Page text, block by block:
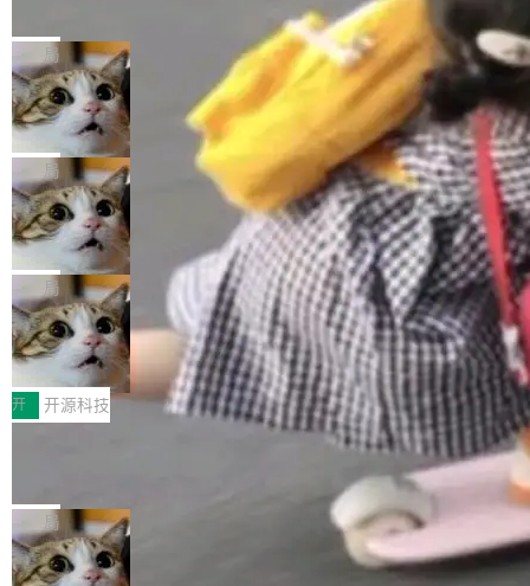
式”为主题，直面AI从实验室走向规模化产业落地
的核心质量命题。会上，《2026智能研发生产力
工具选型手册》发布，Testin云测的Testin XAge
nt智能测试系统入选AI测试领域代表产品。对CI
O而言，这提示了一个转变：AI测试正在从效率
工具升级为企业的质量基础设施。 CIO面对的新
现实 过去两年，CIO们的焦虑清单上多了两项：
一是如何让大模型和智能体应用安全地从PoC走
向生产，二是如何让测试团队跟得上AI应用...
有一种东西，一旦用过就回不去了。Alex Fedos
eev 管它叫"软件设计的基石"。 他说的东西不新
鲜——代数数据类型（ADT），尤其是和类型
（sum type）。但他说清楚了一件事：这不是类
型系统的学术体操，是日常编码的思维方式。 文
章从一个简单的例子切入。一个网站的深色主题
设置，如果用布尔值 + 可空字段来表示——bool
ean 表示是否可切换，nullable 的默认模式、浅
色方案、深色方案——会产生大量无意义的组
合。方案缺了、配置冲突了、全 null 了。要知道
哪些组合有效，作者说，你得靠"文档、校验、或
者部落知识"。 换个写法。Rust 的 enum，两个
变体：Switchable...
局
Cloudflare 开源内部企业 AI 平台 Clou
dflare OS
Cloudflare 发布了一个开源项目 Cloudflare O
S。如果你只看官方博客，你会觉得这是又一
个"AI 知识库 + 聊天机器人"——每个大厂都在
做，没什么新鲜的。 但 Kenton Varda 在 Twitte
r 上把事情说清楚了： 今天我们发布了 Cloudfla
re OS，一个带连接器的聊天机器人，跟其他所
有科技公司做的一样。只不过，实际上它不一
样。这是 Sandstorm.io 的重制版，我十年前的
那个创业公司。不同的是，这次它构建在 Cloudf
lare Workers 上——我花了九年时间搭建的平台
——并且深度集成了 AI。这基本上是我十年秘密
局
Deno 团队开源 Celld，可自托管的分
布式 Durable Objects
Ryan Dahl 领导的 Deno 团队推出了最新开源项
目 Celld，一个能在自己机器上运行 Cloudflare
Workers 和 Durable Objects 的守护进程。 设
计思路很直接：每个对象是一个独立的 SQLite
数据库，按名称寻址，复制到你自己的 S3 兼容
存储库里。节点之间只通过这个存储库协调——
没有控制平面，没有共识协议。每个对象自带一
个小型数据库，应用天然按分片构建，单个数据
库的竞争和爆炸半径问题在设计层面就被消除
了。 闲置的 cell 会休眠到几乎不占资源。当 cel
l 迁移或唤醒时，新宿主从 S3 恢复 SQLite 数据
库继续执行。存储库是持久化的唯一真相...
局
鲁大师7月新机性能/流畅/AI榜：vivo夺
性能、流畅双第一，三星Galaxy Z系列
新折叠缺席
2026年7月的手机市场，由于存储等硬件成本暴
增，手机厂商的日子也不好过啊，新机速度明显
放缓，因此硝烟味淡了许多。新机参数规格除开
高价的三星折叠（三星Galaxy Z Fold8 Ultra / Z
Fold8 / Z Flip8）外，其余要么是中低端机器，
例如iQOO Z11i、REDMI Note 17、REDMI No
te 17 Pro、OPPO K15，要么是vivo X300 E这
样的次旗舰。 Galaxy Z Fold8 Ultra / Z Fold8 /
开 开源科技
Zed 编辑器团队发布了新项目——DeltaDB，一
个在 git commit 之间记录每一次编辑操作的版
本控制系统。目前处于 Early Access 阶段。 De
ltaDB 的核心思路直接写在 landing page 最显
局
SpaceXAI 单季资本开支达 183 亿美元